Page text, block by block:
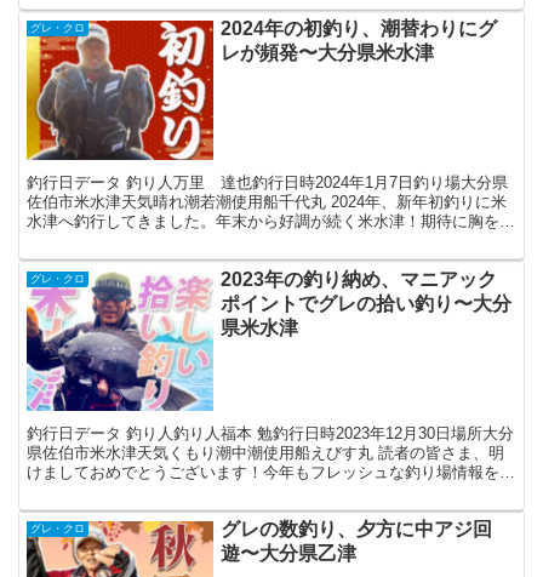
グレ・クロ
2024年の初釣り、潮替わりにグ
レが頻発〜大分県米水津
釣行日データ 釣り人万里 達也釣行日時2024年1月7日釣り場大分県
佐伯市米水津天気晴れ潮若潮使用船千代丸 2024年、新年初釣りに米
水津へ釣行してきました。年末から好調が続く米水津！期待に胸を膨
グレ・クロ
2023年の釣り納め、マニアック
ポイントでグレの拾い釣り〜大分
県米水津
釣行日データ 釣り人釣り人福本 勉釣行日時2023年12月30日場所大分
県佐伯市米水津天気くもり潮中潮使用船えびす丸 読者の皆さま、明
けましておめでとうございます！今年もフレッシュな釣り場情報を提
グレ・クロ
グレの数釣り、夕方に中アジ回
遊〜大分県乙津